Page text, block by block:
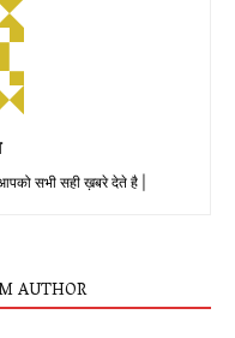
सभी सही ख़बरे देते है |
AUTHOR